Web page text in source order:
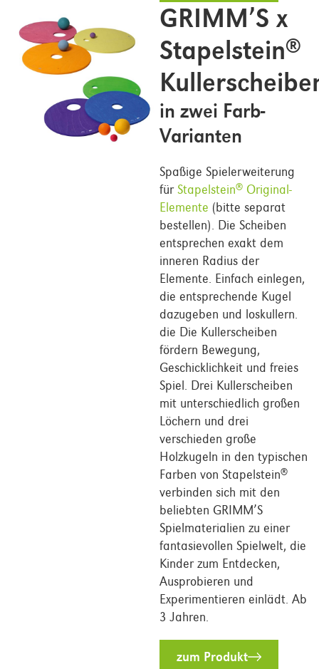
GRIMM’S x
Stapelstein®
in zwei Farb-
Varianten
Spaßige Spielerweiterung
fürStapelstein® Original-
Elemente (bitte separat
bestellen). Die Scheiben
entsprechen exakt dem
inneren Radius der
Elemente. Einfach einlegen,
die entsprechende Kugel
dazugeben und loskullern.
die Die Kullerscheiben
fördern Bewegung,
Geschicklichkeit und freies
Spiel. Drei Kullerscheiben
mit unterschiedlich großen
Löchern und drei
verschieden große
Holzkugeln in den typischen
Farben von Stapelstein®
verbinden sich mit den
beliebten GRIMM’S
Spielmaterialien zu einer
fantasievollen Spielwelt, die
Kinder zum Entdecken,
Ausprobieren und
Experimentieren einlädt. Ab
3 Jahren.
zum Produkt